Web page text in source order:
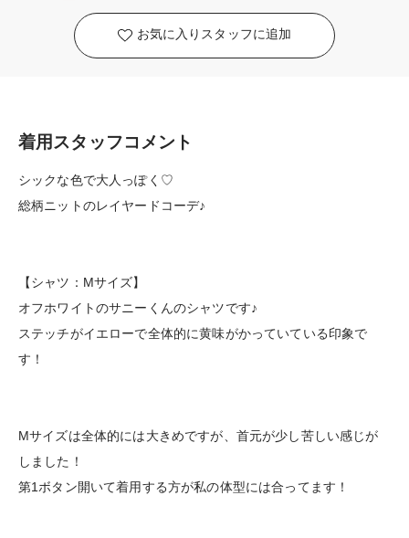
お気に入りスタッフに追加
着用スタッフコメント
シックな色で大人っぽく♡
総柄ニットのレイヤードコーデ♪
【シャツ：Mサイズ】
オフホワイトのサニーくんのシャツです♪
ステッチがイエローで全体的に黄味がかっていている印象で
す！
Mサイズは全体的には大きめですが、首元が少し苦しい感じが
しました！
第1ボタン開いて着用する方が私の体型には合ってます！